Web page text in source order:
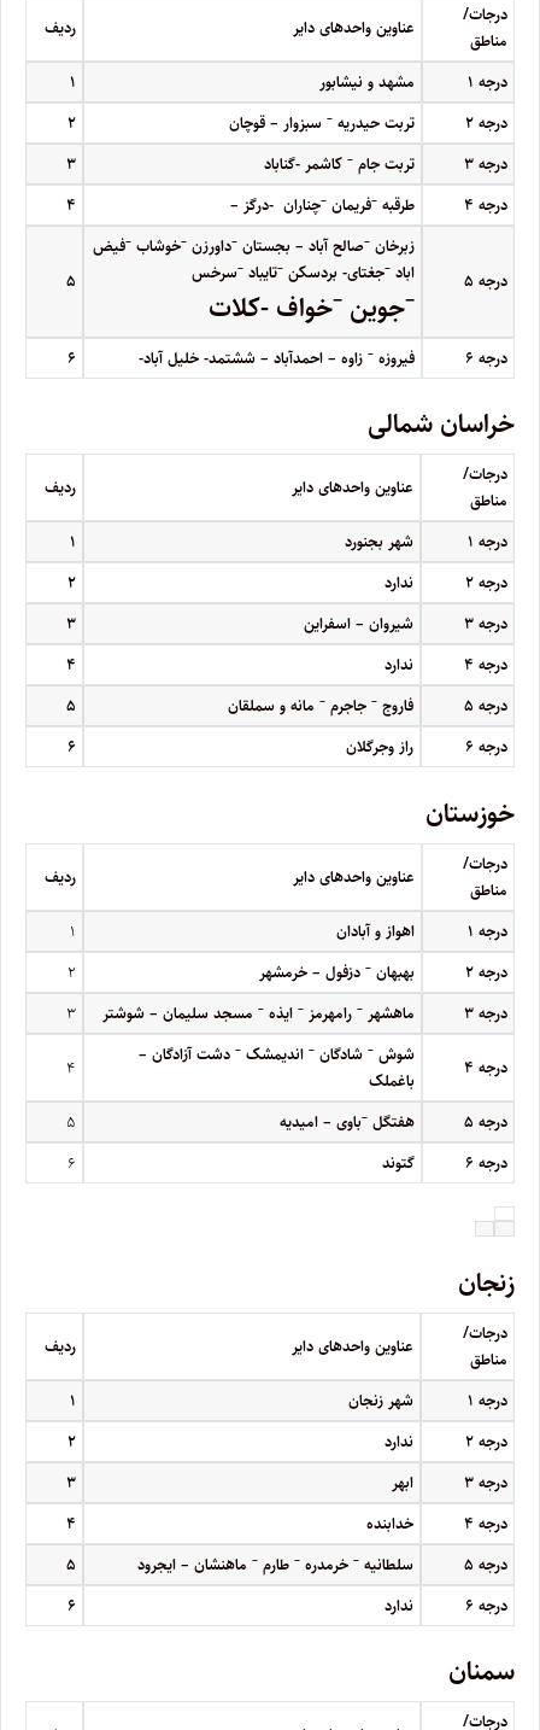
درجات/
مناطق
عناوین واحدهای دایر ردیف
درجه ۱ مشهد و نیشابور
۱
درجه۲ تربت حیدریه– سبزوار – قوچان
۲
درجه۳ تربت جام– کاشمر -گناباد
۳
درجه ۴ طرقبه–فریمان–چناران -درگز – ۴
درجه ۵
زبرخان–صالح آباد – بجستان–داورزن–خوشاب–فیض
اباد–جغتای- بردسکن–تایباد–سرخس
–جوین–خواف -کلات
۵
درجه ۶ فیروزه– زاوه – احمدآباد – ششتمد- خلیل آباد- ۶
خراسان شمالی
درجات/
مناطق
عناوین واحدهای دایر ردیف
درجه ۱ شهر بجنورد
۱
درجه۲ ندارد
۲
درجه۳ شیروان – اسفراین
۳
درجه ۴ ندارد
۴
درجه ۵ فاروج– جاجرم– مانه و سملقان
۵
درجه ۶ راز وجرگلان ۶
خوزستان
درجات/
مناطق
عناوین واحدهای دایر ردیف
درجه ۱ اهواز و آبادان
۱
درجه۲ بهبهان– دزفول – خرمشهر
۲
درجه۳ ماهشهر– رامهرمز– ایذه– مسجد سلیمان – شوشتر ۳
درجه ۴
شوش– شادگان– اندیمشک– دشت آزادگان –
باغملک
۴
درجه ۵ هفتگل–باوی – امیدیه
۵
درجه ۶ گتوند ۶
زنجان
درجات/
مناطق
عناوین واحدهای دایر ردیف
درجه ۱ شهر زنجان
۱
درجه۲ ندارد
۲
درجه۳ ابهر
۳
درجه ۴ خدابنده
۴
درجه ۵ سلطانیه– خرمدره– طارم– ماهنشان – ایجرود
۵
درجه ۶ ندارد ۶
سمنان
درجات/